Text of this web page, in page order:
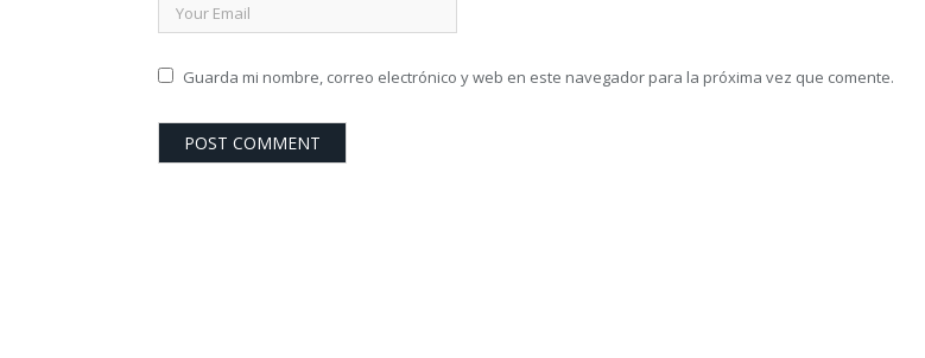
Guarda mi nombre, correo electrónico y web en este navegador para la próxima vez que comente.